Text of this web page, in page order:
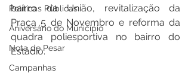
Políticas Públicas
Aniversário do Município
Nota de Pesar
Campanhas
bairro da União, revitalização da
Praça 5 de Novembro e reforma da
quadra poliesportiva no bairro do
Estádio.